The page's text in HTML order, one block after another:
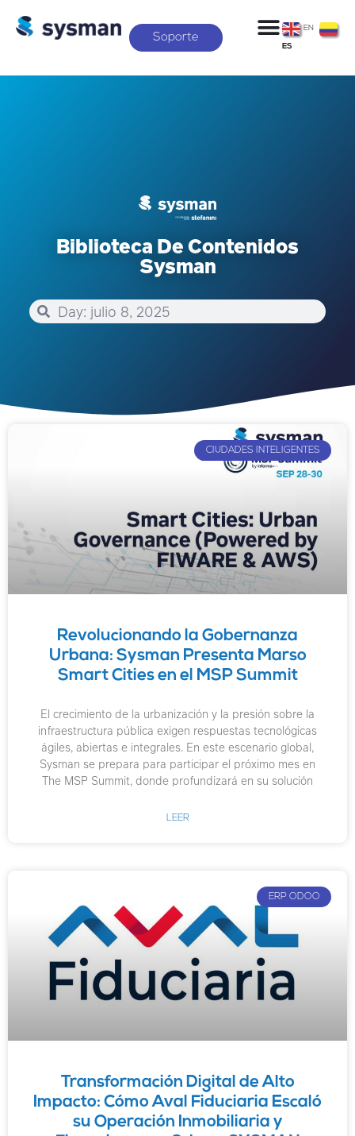
Soporte
EN
ES
Biblioteca De Contenidos
Sysman
CIUDADES INTELIGENTES
Revolucionando la Gobernanza
Urbana: Sysman Presenta Marso
Smart Cities en el MSP Summit
El crecimiento de la urbanización y la presión sobre la
infraestructura pública exigen respuestas tecnológicas
ágiles, abiertas e integrales. En este escenario global,
Sysman se prepara para participar el próximo mes en
The MSP Summit, donde profundizará en su solución
LEER
ERP ODOO
Transformación Digital de Alto
Impacto: Cómo Aval Fiduciaria Escaló
su Operación Inmobiliaria y